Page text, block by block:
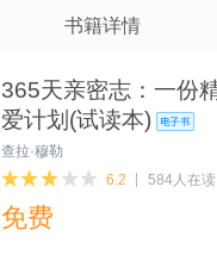
书籍详情
365天亲密志：一份
爱计划(试读本)
查拉·穆勒
6.2
584人在读
免费